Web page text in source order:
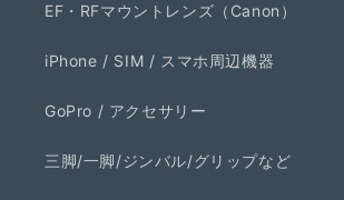
EF・RFマウントレンズ（Canon）
iPhone / SIM / スマホ周辺機器
GoPro / アクセサリー
三脚/一脚/ジンバル/グリップなど